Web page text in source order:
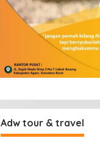
Adw tour & travel